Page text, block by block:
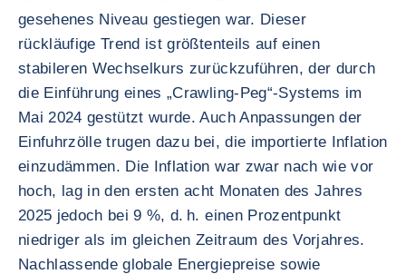
gesehenes Niveau gestiegen war. Dieser
rückläufige Trend ist größtenteils auf einen
stabileren Wechselkurs zurückzuführen, der durch
die Einführung eines „Crawling-Peg“-Systems im
Mai 2024 gestützt wurde. Auch Anpassungen der
Einfuhrzölle trugen dazu bei, die importierte Inflation
einzudämmen. Die Inflation war zwar nach wie vor
hoch, lag in den ersten acht Monaten des Jahres
2025 jedoch bei 9 %, d. h. einen Prozentpunkt
niedriger als im gleichen Zeitraum des Vorjahres.
Nachlassende globale Energiepreise sowie